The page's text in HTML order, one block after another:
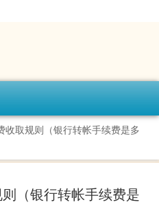
收取规则（银行转帐手续费是多
（银行转帐手续费是